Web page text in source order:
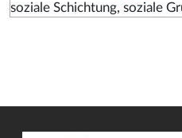
soziale Schichtung, soziale